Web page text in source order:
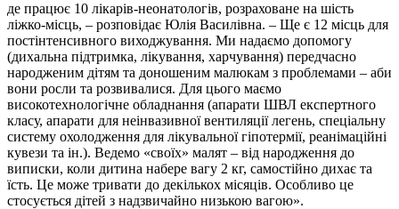
де працює 10 лікарів-неонатологів, розраховане на шість
ліжко-місць, – розповідає Юлія Василівна. – Ще є 12 місць для
постінтенсивного виходжування. Ми надаємо допомогу
(дихальна підтримка, лікування, харчування) передчасно
народженим дітям та доношеним малюкам з проблемами – аби
вони росли та розвивалися. Для цього маємо
високотехнологічне обладнання (апарати ШВЛ експертного
класу, апарати для неінвазивної вентиляції легень, спеціальну
систему охолодження для лікувальної гіпотермії, реанімаційні
кувези та ін.). Ведемо «своїх» малят – від народження до
виписки, коли дитина набере вагу 2 кг, самостійно дихає та
їсть. Це може тривати до декількох місяців. Особливо це
стосується дітей з надзвичайно низькою вагою».